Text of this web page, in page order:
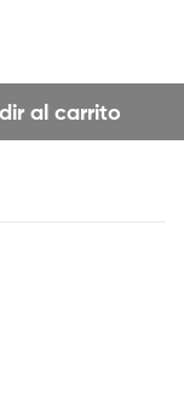
al carrito